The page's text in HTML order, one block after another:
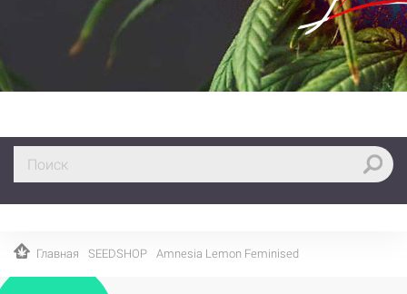
Главная SEEDSHOP Amnesia Lemon Feminised